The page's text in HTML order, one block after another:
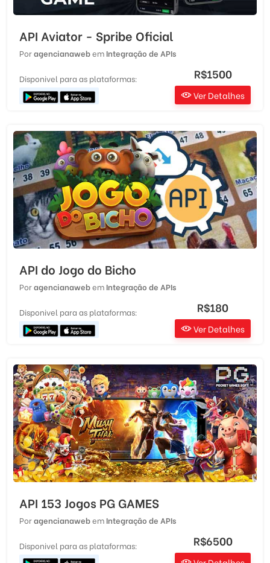
API Aviator - Spribe Oficial
Poragencianawebem Integração de APIs
Disponivel para as plataformas: R$1500
Ver Detalhes
API do Jogo do Bicho
Poragencianawebem Integração de APIs
Disponivel para as plataformas: R$180
Ver Detalhes
API 153 Jogos PG GAMES
Poragencianawebem Integração de APIs
Disponivel para as plataformas: R$6500